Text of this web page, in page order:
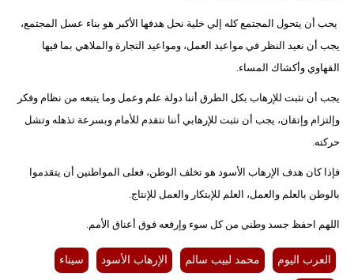
يحب أن يتحول المجتمع كله إلي خلية نحل هدفها الأكبر هو بناء عسل المجتمع،
يجب أن نعيد النظر في مواعيد العمل، ومواعيد التجارة والملاهي بما فيها
القهاوي وأكشاك المساء.
يجب أن نثبت للإرهاب بكل الطرق أننا دولة علم وعمل وما يتبعه من نظام وفكر
وإلتزام وإتقان، يجب أن نثبت للإرهابي أننا نتقدم للأمام وبسرعة تذهله وتشل
حركته.
فإذا كان هدف الإرهاب الأسود هو تخلف الوطن، فعلى المواطنين أن يتقدموا
بالوطن بالعلم والعمل، العلم للإبتكار والعمل للإنتاج.
اللهم احفظ جسد وطني من كل سوء وإرفعه فوق أعناق الأمم.
العرب اليوم محمد لبيب سالم الإرهاب الأسود سيناء